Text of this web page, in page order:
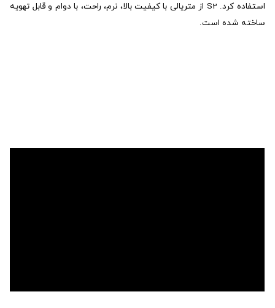
استفاده کرد. S2 از متریالی با کیفیت بالا، نرم، راحت، با دوام و قابل تهویه
ساخته شده است.